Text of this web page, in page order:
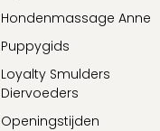
Hondenmassage Anne
Puppygids
Loyalty Smulders
Diervoeders
Openingstijden